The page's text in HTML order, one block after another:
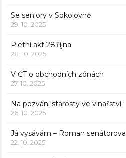
Se seniory v Sokolovně
29. 10. 2025
Pietní akt 28.října
28. 10. 2025
V ČT o obchodních zónách
27. 10. 2025
Na pozvání starosty ve vinařství
26. 10. 2025
Já vysávám – Roman senátoroval
22. 10. 2025